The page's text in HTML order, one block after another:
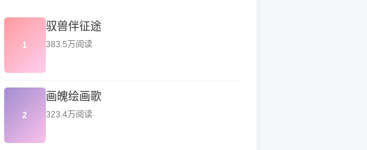
1
驭兽伴征途
383.5万阅读
2
画魄绘画歌
323.4万阅读